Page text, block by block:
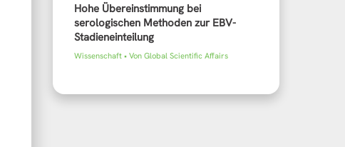
Hohe Übereinstimmung bei
serologischen Methoden zur EBV-
Stadieneinteilung
Wissenschaft • Von Global Scientific Affairs